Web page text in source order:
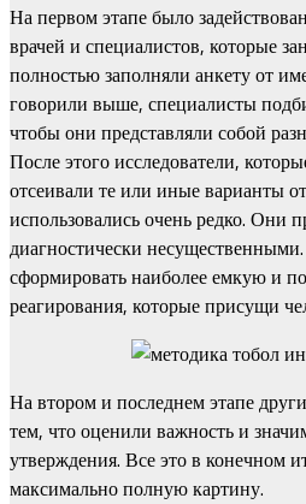
На первом этапе было
врачей и специалистов, которые
полностью заполняли анкету от
говорили выше, специалисты
чтобы они представляли собой
После этого исследователи,
отсеивали те или иные варианты
использовались очень редко. Они
диагностически
сформировать наиболее емкую и
реагирования, которые присущи
На втором и последнем этапе
тем, что оценили важность и
утверждения. Все это в конечном
максимально полную картину.